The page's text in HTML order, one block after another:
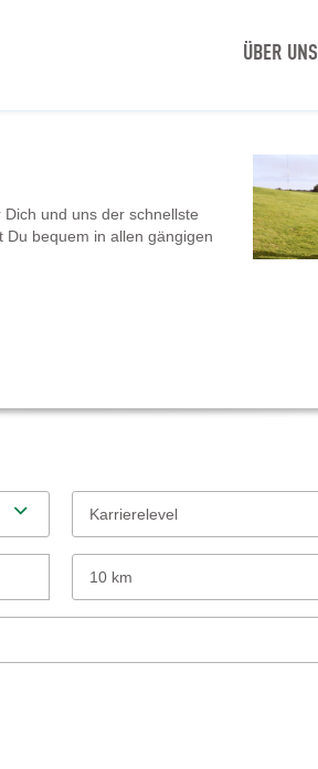
ÜBER UNS
und uns der schnellste
Du bequem in allen gängigen
Karrierelevel
10 km